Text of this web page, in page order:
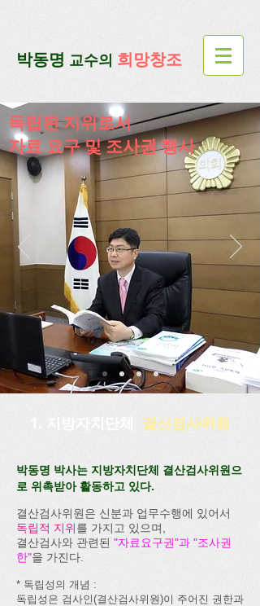
​박동명 교수의 희망창조
독립된 지위로서
​자료 요구 및 조사권 행사
1. 지방자치단체 결산검사위원
​​박동명 박사는 지방자치단체 결산검사위원으
로 위촉받아 활동하고 있다.
결산검사위원은 신분과 업무수행에 있어서
독립적 지위를 가지고 있으며,
결산검사와 관련된 "자료요구권"과 "조사권
한"을 가진다.
* 독립성의 개념 :
​독립성은 검사인(결산검사위원)이 주어진 권한과